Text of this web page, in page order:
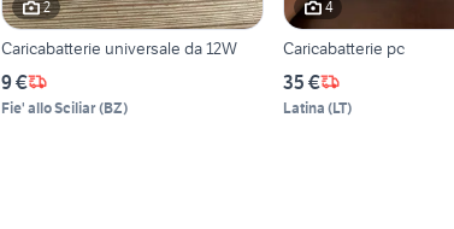
2
Caricabatterie universale da 12W
9 €
Fie' allo Sciliar(BZ)
4
Caricabatterie pc
35 €
Latina (LT)